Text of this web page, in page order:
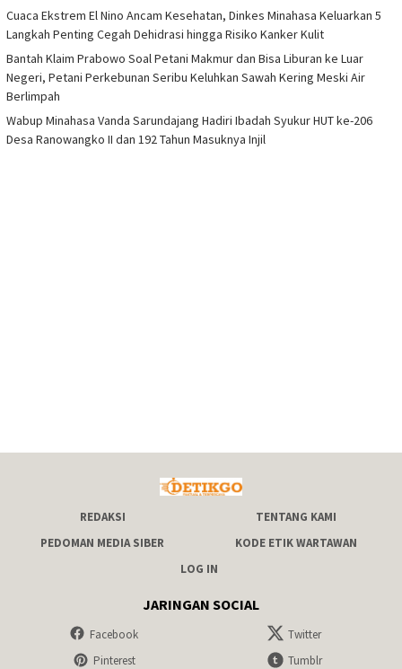
Cuaca Ekstrem El Nino Ancam Kesehatan, Dinkes Minahasa Keluarkan 5
Langkah Penting Cegah Dehidrasi hingga Risiko Kanker Kulit
Bantah Klaim Prabowo Soal Petani Makmur dan Bisa Liburan ke Luar
Negeri, Petani Perkebunan Seribu Keluhkan Sawah Kering Meski Air
Berlimpah
Wabup Minahasa Vanda Sarundajang Hadiri Ibadah Syukur HUT ke-206
Desa Ranowangko II dan 192 Tahun Masuknya Injil
REDAKSI
TENTANG KAMI
PEDOMAN MEDIA SIBER
KODE ETIK WARTAWAN
LOG IN
JARINGAN SOCIAL
Facebook
Twitter
Pinterest
Tumblr